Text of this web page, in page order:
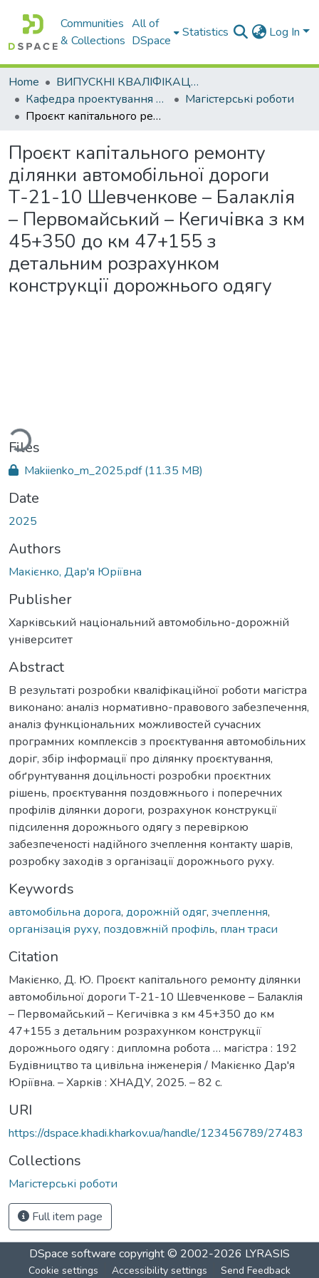
Communities
& Collections
All of
DSpace
Statistics Log In
Home
ВИПУСКНІ КВАЛІФІКАЦІЙНІ РОБОТИ
Кафедра проектування доріг, геодезії і землеустрою
Магістерські роботи
Проєкт капітального ремонту ділянки автомобільної дороги Т-21-10 Шевченкове – Балаклія – Первомайський – Кегичівка з км 45+350 до км 47+155 з детальним розрахунком конструкції дорожнього одягу
Проєкт капітального ремонту
ділянки автомобільної дороги
Т-21-10 Шевченкове – Балаклія
– Первомайський – Кегичівка з км
45+350 до км 47+155 з
детальним розрахунком
конструкції дорожнього одягу
Files
Makiienko_m_2025.pdf(11.35 MB)
Date
2025
Authors
Макієнко, Дар'я Юріївна
Publisher
Харківський національний автомобільно-дорожній
університет
Abstract
В результаті розробки кваліфікаційної роботи магістра
виконано: аналіз нормативно-правового забезпечення,
аналіз функціональних можливостей сучасних
програмних комплексів з проєктування автомобільних
доріг, збір інформації про ділянку проєктування,
обґрунтування доцільності розробки проєктних
рішень, проєктування поздовжнього і поперечних
профілів ділянки дороги, розрахунок конструкції
підсилення дорожнього одягу з перевіркою
забезпеченості надійного зчеплення контакту шарів,
розробку заходів з організації дорожнього руху.
Keywords
автомобільна дорога, дорожній одяг, зчеплення,
організація руху, поздовжній профіль, план траси
Citation
Макієнко, Д. Ю. Проєкт капітального ремонту ділянки
автомобільної дороги Т-21-10 Шевченкове – Балаклія
– Первомайський – Кегичівка з км 45+350 до км
47+155 з детальним розрахунком конструкції
дорожнього одягу : дипломна робота … магістра : 192
Будівництво та цивільна інженерія / Макієнко Дар'я
Юріївна. – Харків : ХНАДУ, 2025. – 82 с.
URI
https://dspace.khadi.kharkov.ua/handle/123456789/27483
Collections
Магістерські роботи
Full item page
DSpace software copyright © 2002-2026 LYRASIS
Cookie settings Accessibility settings Send Feedback